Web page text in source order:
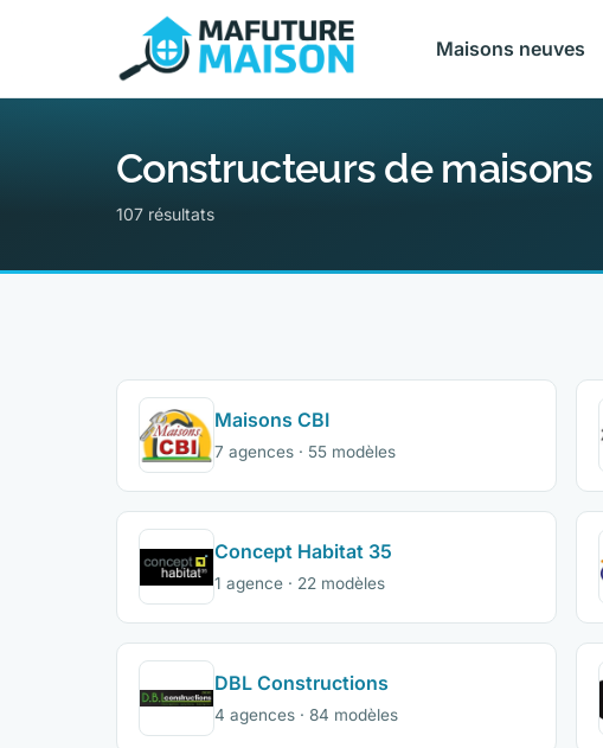
Maisons neuves
Constructeurs de maisons
107 résultats
Maisons CBI
7 agences · 55 modèles
Concept Habitat 35
1 agence · 22 modèles
DBL Constructions
4 agences · 84 modèles